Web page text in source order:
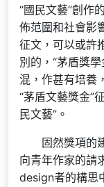
“國民文藝”創作
佈范圍和社會影
征文，可以或許
別的，“茅盾獎
混，作甚有培養
“茅盾文藝獎金”
民文藝”。
固然獎項的
向青年作家的請
design者的構思